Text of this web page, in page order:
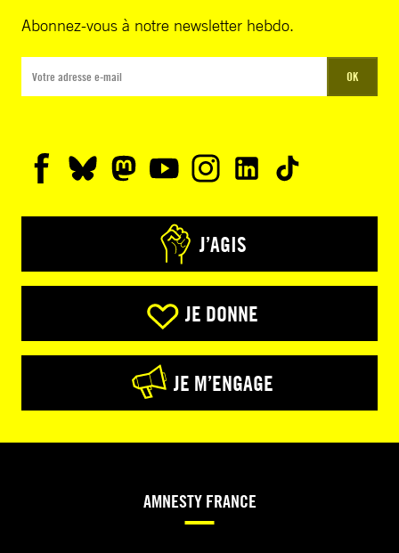
Abonnez-vous à notre newsletter hebdo.
OK
J’AGIS
JE DONNE
JE M’ENGAGE
AMNESTY FRANCE